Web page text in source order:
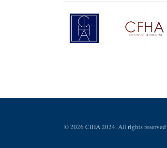
©2026 CIHA 2024. All rights reserved